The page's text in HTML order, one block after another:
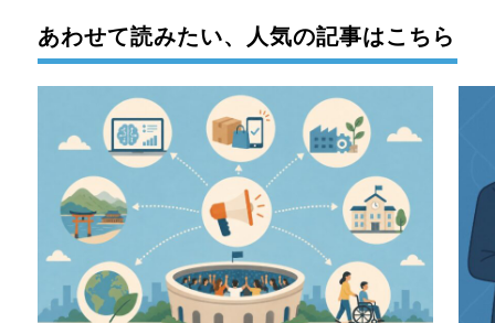
あわせて読みたい、人気の記事はこちら